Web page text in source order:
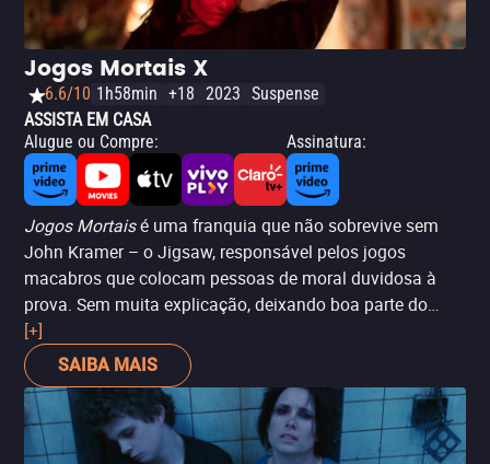
Jogos Mortais X
6.6/10 1h58min +18 2023 Suspense
ASSISTA EM CASA
Alugue ou Compre: Assinatura:
Jogos Mortaisé uma franquia que não sobrevive sem
John Kramer – o Jigsaw, responsável pelos jogos
macabros que colocam pessoas de moral duvidosa à
prova. Sem muita explicação, deixando boa parte do
público no escuro,
primeiro e o segundo filme da franquia. Ou seja: o vilão
(ou seria herói?) interpretado por Tobin Bell ainda está
vivo, lutando contra o câncer no cérebro. E como surge o
jogo mortal deste capítulo? Simples: Kramer compra a
[+]
SAIBA MAIS